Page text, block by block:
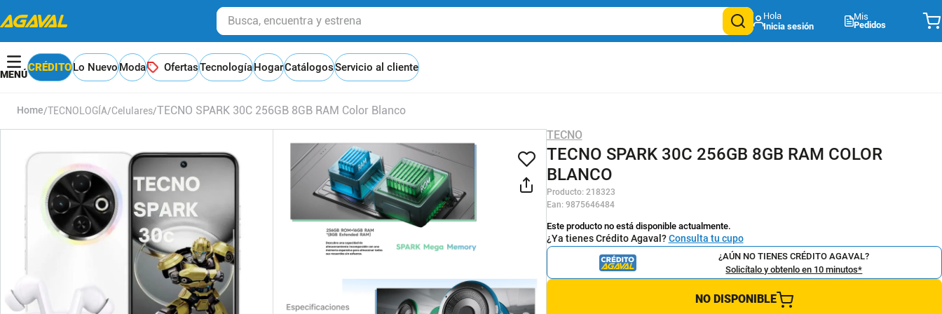
Busca, encuentra y estrena
Mis
Pedidos
CRÉDITOLo NuevoModa OfertasTecnologíaHogarCatálogosServicio al cliente
TECNOLOGÍA Celulares TECNO SPARK 30C 256GB 8GB RAM Color Blanco
TECNO
TECNO SPARK 30C 256GB 8GB RAM COLOR
BLANCO
Producto: 218323
Ean: 9875646484
Este producto no está disponible actualmente.
¿Ya tienes Crédito Agaval?Consulta tu cupo
¿AÚN NO TIENES CRÉDITO AGAVAL?
Solicítalo y obtenlo en 10 minutos*
NO DISPONIBLE